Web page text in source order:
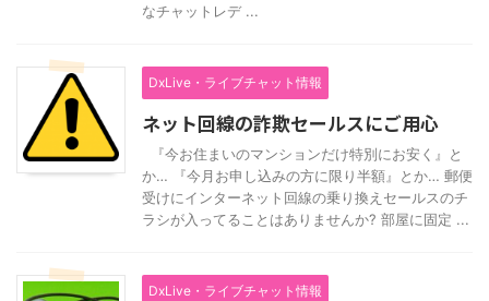
なチャットレデ ...
DxLive・ライブチャット情報
ネット回線の詐欺セールスにご用心
『今お住まいのマンションだけ特別にお安く』と
か… 『今月お申し込みの方に限り半額』とか… 郵便
受けにインターネット回線の乗り換えセールスのチ
ラシが入ってることはありませんか? 部屋に固定 ...
DxLive・ライブチャット情報